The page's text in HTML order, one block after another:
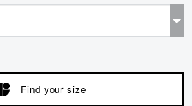
Find your size